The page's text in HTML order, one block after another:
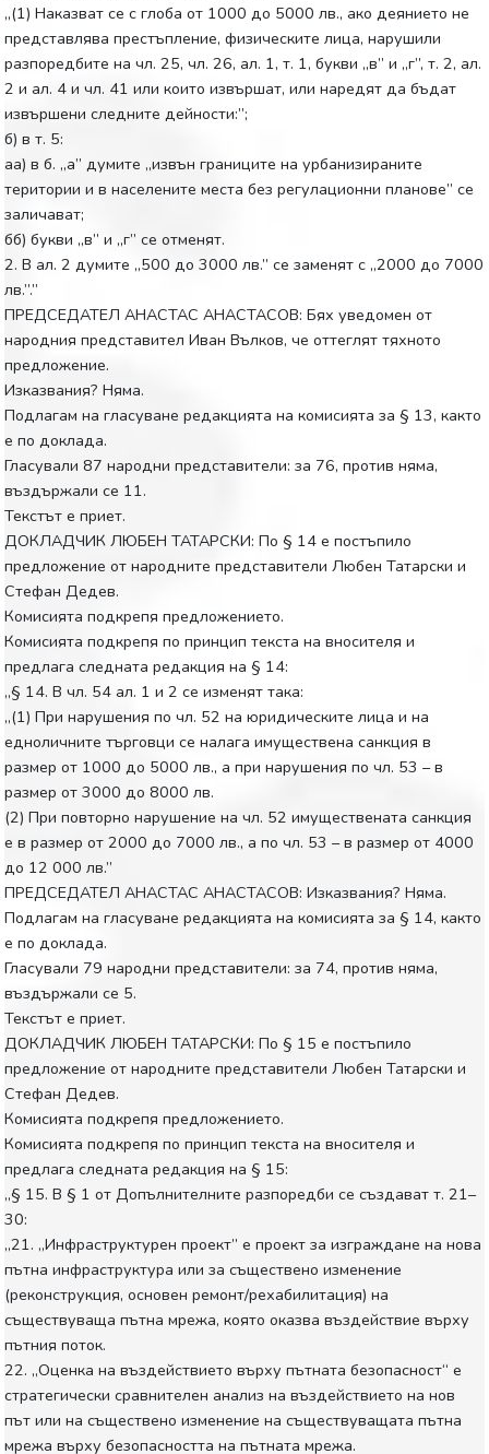
„(1) Наказват се с глоба от 1000 до 5000 лв., ако деянието не
представлява престъпление, физическите лица, нарушили
разпоредбите на чл. 25, чл. 26, ал. 1, т. 1, букви „в” и „г”, т. 2, ал.
2 и ал. 4 и чл. 41 или които извършат, или наредят да бъдат
извършени следните дейности:”;
б) в т. 5:
аа) в б. „а” думите „извън границите на урбанизираните
територии и в населените места без регулационни планове” се
заличават;
бб) букви „в” и „г” се отменят.
2. В ал. 2 думите „500 до 3000 лв.” се заменят с „2000 до 7000
лв.”.”
ПРЕДСЕДАТЕЛ АНАСТАС АНАСТАСОВ: Бях уведомен от
народния представител Иван Вълков, че оттеглят тяхното
предложение.
Изказвания? Няма.
Подлагам на гласуване редакцията на комисията за § 13, както
е по доклада.
Гласували 87 народни представители: за 76, против няма,
въздържали се 11.
Текстът е приет.
ДОКЛАДЧИК ЛЮБЕН ТАТАРСКИ: По § 14 е постъпило
предложение от народните представители Любен Татарски и
Стефан Дедев.
Комисията подкрепя предложението.
Комисията подкрепя по принцип текста на вносителя и
предлага следната редакция на § 14:
„§ 14. В чл. 54 ал. 1 и 2 се изменят така:
„(1) При нарушения по чл. 52 на юридическите лица и на
едноличните търговци се налага имуществена санкция в
размер от 1000 до 5000 лв., а при нарушения по чл. 53 – в
размер от 3000 до 8000 лв.
(2) При повторно нарушение на чл. 52 имуществената санкция
е в размер от 2000 до 7000 лв., а по чл. 53 – в размер от 4000
до 12 000 лв.”
ПРЕДСЕДАТЕЛ АНАСТАС АНАСТАСОВ: Изказвания? Няма.
Подлагам на гласуване редакцията на комисията за § 14, както
е по доклада.
Гласували 79 народни представители: за 74, против няма,
въздържали се 5.
Текстът е приет.
ДОКЛАДЧИК ЛЮБЕН ТАТАРСКИ: По § 15 е постъпило
предложение от народните представители Любен Татарски и
Стефан Дедев.
Комисията подкрепя предложението.
Комисията подкрепя по принцип текста на вносителя и
предлага следната редакция на § 15:
„§ 15. В § 1 от Допълнителните разпоредби се създават т. 21–
30:
„21. „Инфраструктурен проект” е проект за изграждане на нова
пътна инфраструктура или за съществено изменение
(реконструкция, основен ремонт/рехабилитация) на
съществуваща пътна мрежа, която оказва въздействие върху
пътния поток.
22. „Оценка на въздействието върху пътната безопасност“ е
стратегически сравнителен анализ на въздействието на нов
път или на съществено изменение на съществуващата пътна
мрежа върху безопасността на пътната мрежа.